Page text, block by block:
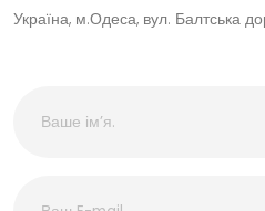
Україна, м.Одеса, вул. Балтська